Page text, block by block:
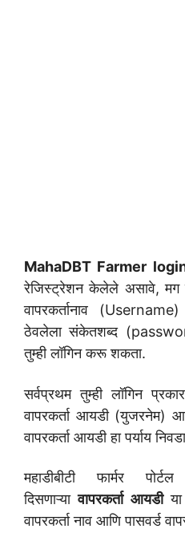
MahaDBT Farmer
रेजिस्ट्रेशन केलेले असावे, मग
वापरकर्तानाव
ठेवलेला संकेतशब्द
तुम्ही लॉगिन करू शकता.
सर्वप्रथम तुम्ही लॉगिन
वापरकर्ता आयडी (युजरनेम)
वापरकर्ता आयडी हा पर्याय
महाडीबीटी फार्मर
दिसणाऱ्यावापरकर्ता आयडीया
वापरकर्ता नाव आणि पासवर्ड